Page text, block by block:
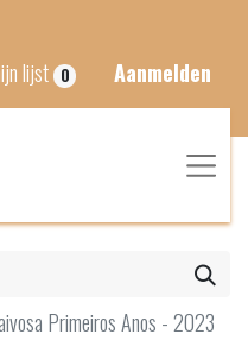
lijst 0 Aanmelden
Primeiros Anos - 2023